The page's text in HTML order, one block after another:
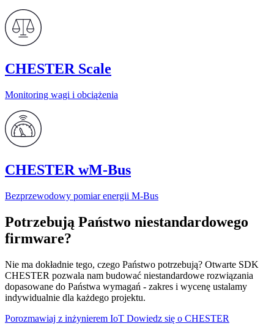
CHESTER Scale
Monitoring wagi i obciążenia
CHESTER wM-Bus
Bezprzewodowy pomiar energii M‑Bus
Potrzebują Państwo niestandardowego
firmware?
Nie ma dokładnie tego, czego Państwo potrzebują? Otwarte SDK
CHESTER pozwala nam budować niestandardowe rozwiązania
dopasowane do Państwa wymagań - zakres i wycenę ustalamy
indywidualnie dla każdego projektu.
Porozmawiaj z inżynierem IoT Dowiedz się o CHESTER